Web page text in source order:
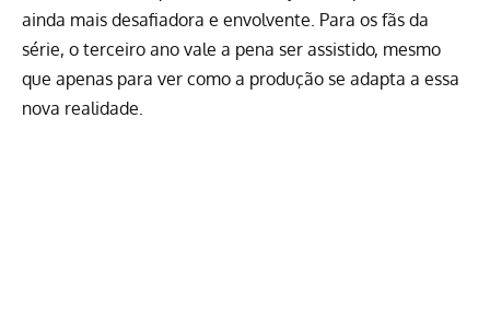
ainda mais desafiadora e envolvente. Para os fãs da
série, o terceiro ano vale a pena ser assistido, mesmo
que apenas para ver como a produção se adapta a essa
nova realidade.